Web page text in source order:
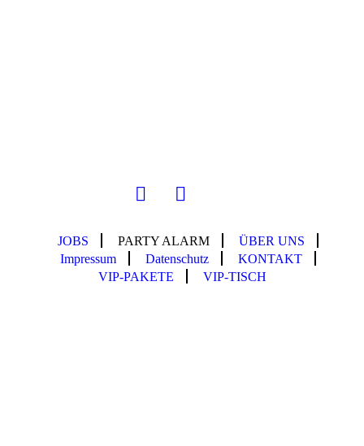
JOBS PARTY ALARM
ÜBER UNS
Impressum
Datenschutz
KONTAKT
VIP-PAKETE
VIP-TISCH